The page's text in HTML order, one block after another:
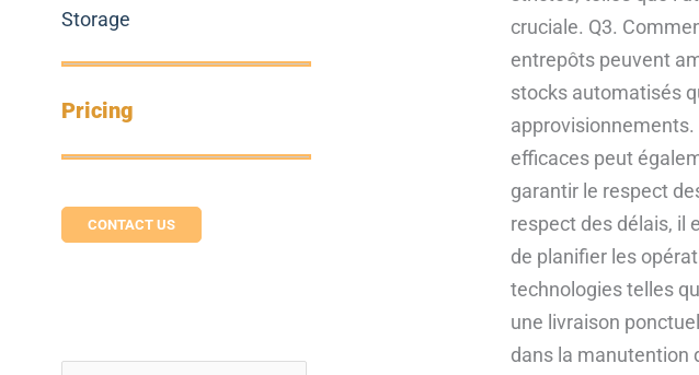
Storage
Pricing
CONTACT US
cruciale. Q3.
entrepôts peuvent
stocks automatisés
approvisionnements.
efficaces peut
garantir le respect
respect des délais, il
de planifier les
technologies telles
une livraison
dans la manutention